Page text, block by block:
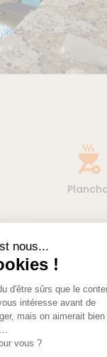
nous...
!
d'être sûrs que le
intéresse avant de
mais on aimerait
vous ?
outdoor_grill
cleaning_services